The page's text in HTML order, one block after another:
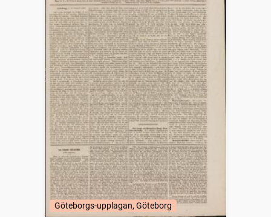
Göteborgs-upplagan, Göteborg